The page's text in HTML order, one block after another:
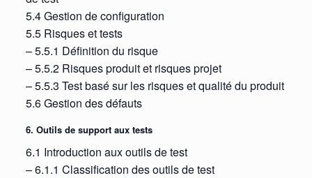
5.4 Gestion de configuration
5.5 Risques et tests
– 5.5.1 Définition du risque
– 5.5.2 Risques produit et risques projet
– 5.5.3 Test basé sur les risques et qualité du produit
5.6 Gestion des défauts
6. Outils de support aux tests
6.1 Introduction aux outils de test
– 6.1.1 Classification des outils de test